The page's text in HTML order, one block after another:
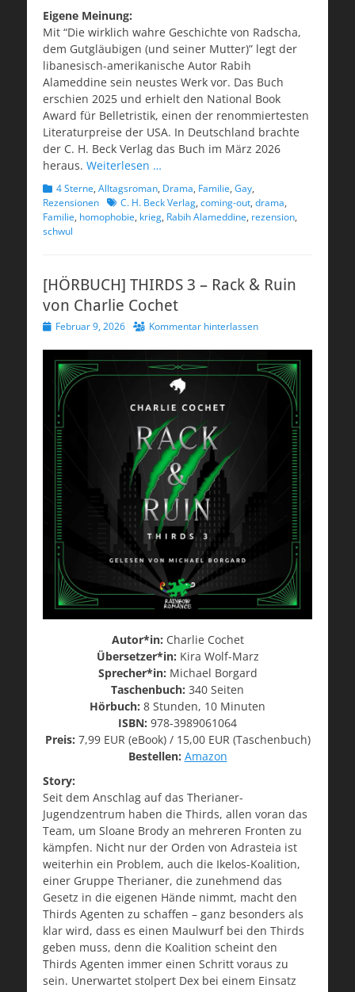
Eigene Meinung:
Mit “Die wirklich wahre Geschichte von Radscha,
dem Gutgläubigen (und seiner Mutter)” legt der
libanesisch-amerikanische Autor Rabih
Alameddine sein neustes Werk vor. Das Buch
erschien 2025 und erhielt den National Book
Award für Belletristik, einen der renommiertesten
Literaturpreise der USA. In Deutschland brachte
der C. H. Beck Verlag das Buch im März 2026
heraus. Weiterlesen …
Kategorien
4 Sterne, Alltagsroman, Drama, Familie, Gay,
Rezensionen Schlagworte
C. H. Beck Verlag, coming-out, drama,
Familie, homophobie, krieg, Rabih Alameddine, rezension,
schwul
[HÖRBUCH] THIRDS 3 – Rack & Ruin
von Charlie Cochet
Veröffentlicht
Februar 9, 2026 Kommentar hinterlassen
Autor*in: Charlie Cochet
Übersetzer*in: Kira Wolf-Marz
Sprecher*in: Michael Borgard
Taschenbuch: 340 Seiten
Hörbuch: 8 Stunden, 10 Minuten
ISBN: 978-3989061064
Preis: 7,99 EUR (eBook) / 15,00 EUR (Taschenbuch)
Bestellen: Amazon
Story:
Seit dem Anschlag auf das Therianer-
Jugendzentrum haben die Thirds, allen voran das
Team, um Sloane Brody an mehreren Fronten zu
kämpfen. Nicht nur der Orden von Adrasteia ist
weiterhin ein Problem, auch die Ikelos-Koalition,
einer Gruppe Therianer, die zunehmend das
Gesetz in die eigenen Hände nimmt, macht den
Thirds Agenten zu schaffen – ganz besonders als
klar wird, dass es einen Maulwurf bei den Thirds
geben muss, denn die Koalition scheint den
Thirds Agenten immer einen Schritt voraus zu
sein. Unerwartet stolpert Dex bei einem Einsatz